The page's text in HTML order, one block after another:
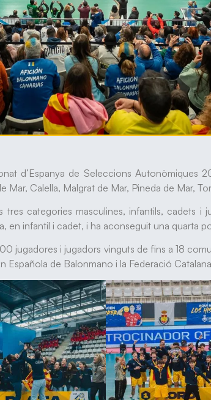
d’Espanya de Seleccions
Mar, Calella, Malgrat de Mar, Pineda de Mar,
tres categories masculines, infantils, cadets
en infantil i cadet, i ha aconseguit una quarta
jugadores i jugadors vinguts de fins a 18
de Balonmano i la Federació